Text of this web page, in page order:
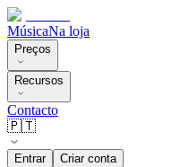
MúsicaNa loja
Preços
Recursos
Contacto
🇵🇹
Entrar Criar conta